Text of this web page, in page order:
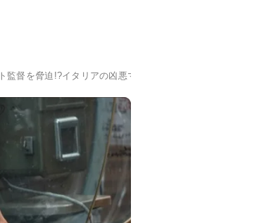
監督を脅迫!?イタリアの凶悪マフィア“ンドランゲタ”って？